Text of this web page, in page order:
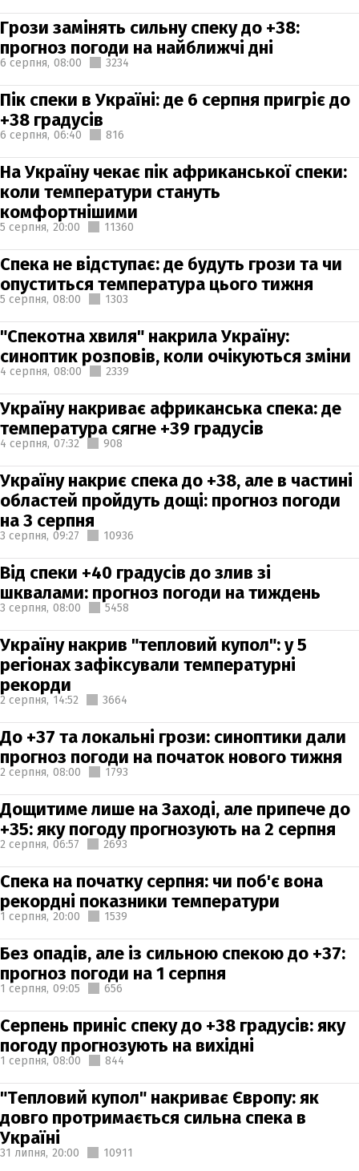
Грози замінять сильну спеку до +38:
прогноз погоди на найближчі дні
6 серпня, 08:00 3234
Пік спеки в Україні: де 6 серпня пригріє до
+38 градусів
6 серпня, 06:40 816
На Україну чекає пік африканської спеки:
коли температури стануть
комфортнішими
5 серпня, 20:00 11360
Спека не відступає: де будуть грози та чи
опуститься температура цього тижня
5 серпня, 08:00 1303
"Спекотна хвиля" накрила Україну:
синоптик розповів, коли очікуються зміни
4 серпня, 08:00 2339
Україну накриває африканська спека: де
температура сягне +39 градусів
4 серпня, 07:32 908
Україну накриє спека до +38, але в частині
областей пройдуть дощі: прогноз погоди
на 3 серпня
3 серпня, 09:27 10936
Від спеки +40 градусів до злив зі
шквалами: прогноз погоди на тиждень
3 серпня, 08:00 5458
Україну накрив "тепловий купол": у 5
регіонах зафіксували температурні
рекорди
2 серпня, 14:52 3664
До +37 та локальні грози: синоптики дали
прогноз погоди на початок нового тижня
2 серпня, 08:00 1793
Дощитиме лише на Заході, але припече до
+35: яку погоду прогнозують на 2 серпня
2 серпня, 06:57 2693
Спека на початку серпня: чи поб'є вона
рекордні показники температури
1 серпня, 20:00 1539
Без опадів, але із сильною спекою до +37:
прогноз погоди на 1 серпня
1 серпня, 09:05 656
Серпень приніс спеку до +38 градусів: яку
погоду прогнозують на вихідні
1 серпня, 08:00 844
"Тепловий купол" накриває Європу: як
довго протримається сильна спека в
Україні
31 липня, 20:00 10911